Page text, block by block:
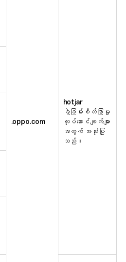
.oppo.com
hotjar
ခွဲခြမ်းစိတ်ဖြာမှု
လုပ်ဆောင်ချက်များ
အတွက် အသုံးပြု
သည်။